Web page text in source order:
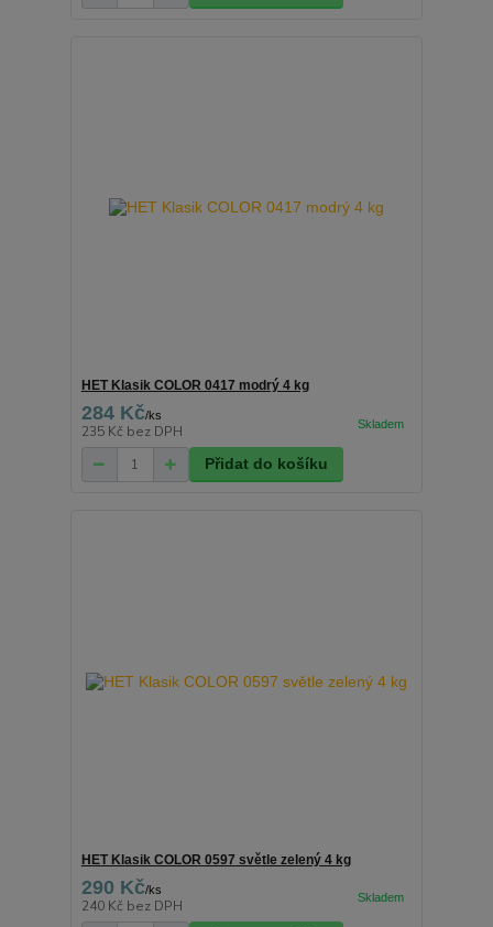
HET Klasik COLOR 0417 modrý 4 kg
284 Kč/ks
235 Kč bez DPH
Přidat do košíku
HET Klasik COLOR 0597 světle zelený 4 kg
290 Kč/ks
240 Kč bez DPH